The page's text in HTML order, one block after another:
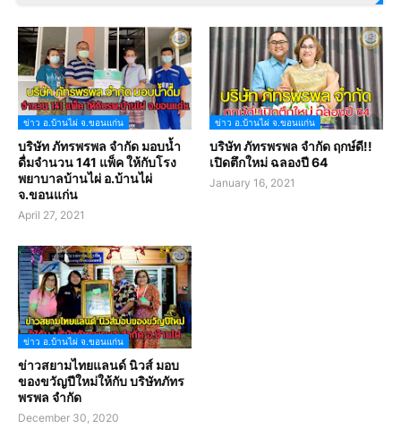
ข่าว อ.บ้านไผ่ จ.ขอนแก่น
บริษัท ภัทรพรพล จำกัด มอบน้ำ
ดื่มจำนวน 141 แพ็ค ให้กับโรง
พยาบาลบ้านไผ่ อ.บ้านไผ่
จ.ขอนแก่น
April 27, 2021
ข่าว อ.บ้านไผ่ จ.ขอนแก่น
บริษัท ภัทรพรพล จำกัด ฤกษ์ดี!!
เปิดตึกใหม่ ฉลองปี 64
January 16, 2021
ข่าว อ.บ้านไผ่ จ.ขอนแก่น
ข่าวสยามไทยแลนด์ นิวส์ มอบ
ของขวัญปีใหม่ให้กับ บริษัทภัทร
พรพล จำกัด
December 30, 2020